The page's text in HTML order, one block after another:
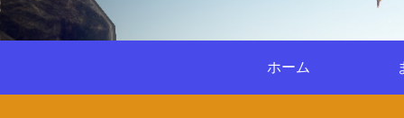
ホーム